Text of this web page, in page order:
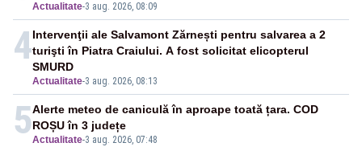
Actualitate-3 aug. 2026, 08:09
4
Actualitate-3 aug. 2026, 08:13
Intervenţii ale Salvamont Zărnești pentru salvarea a 2
turişti în Piatra Craiului. A fost solicitat elicopterul
SMURD
5Actualitate-3 aug. 2026, 07:48
Alerte meteo de caniculă în aproape toată țara. COD
ROȘU în 3 județe